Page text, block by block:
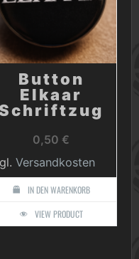
Button
Elkaar
0,50€
Versandkosten
IN DEN WARENKORB
VIEW PRODUCT